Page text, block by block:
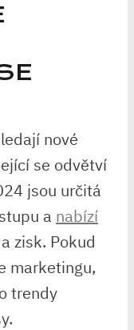
nové
se odvětví
jsou určitá
a nabízí
a zisk. Pokud
marketingu,
trendy